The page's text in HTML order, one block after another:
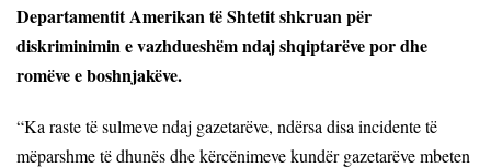
Departamentit Amerikan të Shtetit shkruan për
diskriminimin e vazhdueshëm ndaj shqiptarëve por dhe
romëve e boshnjakëve.
“Ka raste të sulmeve ndaj gazetarëve, ndërsa disa incidente të
mëparshme të dhunës dhe kërcënimeve kundër gazetarëve mbeten